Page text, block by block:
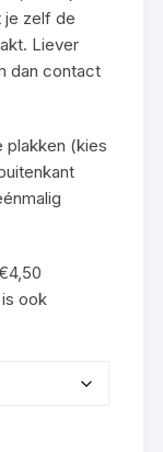
je zelf de
Liever
dan contact
plakken (kies
ook